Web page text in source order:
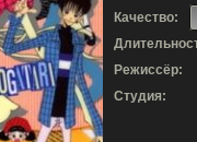
Качество:
Режиссёр:
Студия: